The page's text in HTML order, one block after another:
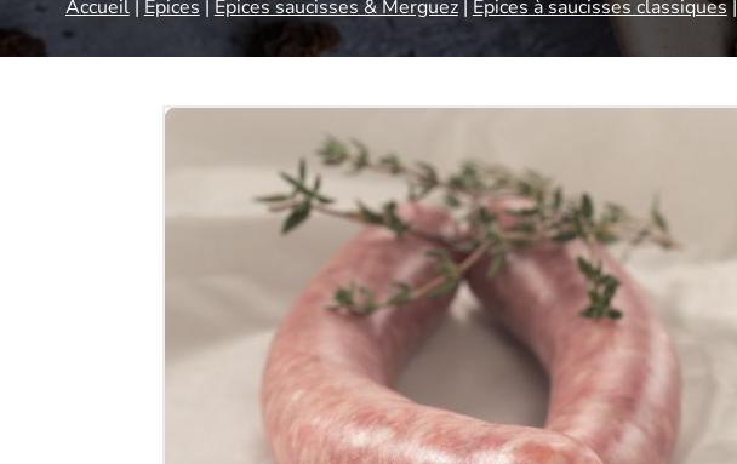
Accueil| Épices | Epices saucisses & Merguez| Epices à saucisses classiques|